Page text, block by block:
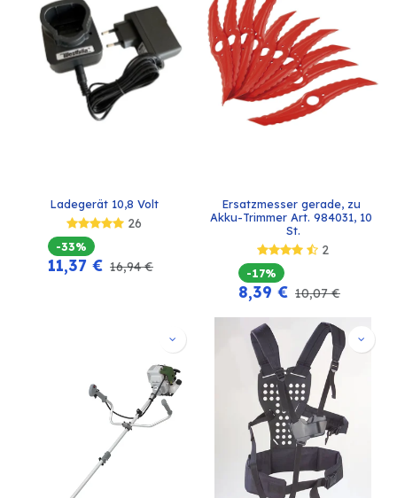
Ladegerät 10,8 Volt
26
-33%
11,37 € 16,94€
Ersatzmesser gerade, zu
Akku-Trimmer Art. 984031, 10
St.
2
-17%
8,39 € 10,07€